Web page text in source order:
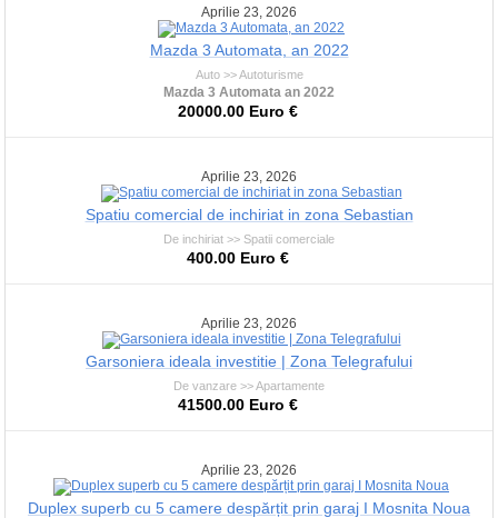
Aprilie 23, 2026
Mazda 3 Automata, an 2022
Auto >> Autoturisme
Mazda 3 Automata an 2022
20000.00 Euro €
Aprilie 23, 2026
Spatiu comercial de inchiriat in zona Sebastian
De inchiriat >> Spatii comerciale
400.00 Euro €
Aprilie 23, 2026
Garsoniera ideala investitie | Zona Telegrafului
De vanzare >> Apartamente
41500.00 Euro €
Aprilie 23, 2026
Duplex superb cu 5 camere despărțit prin garaj I Mosnita Noua